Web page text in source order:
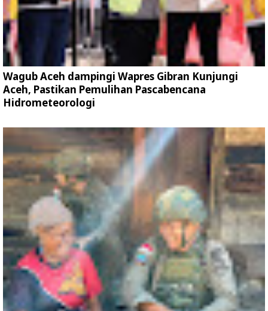
Wagub Aceh dampingi Wapres Gibran Kunjungi
Aceh, Pastikan Pemulihan Pascabencana
Hidrometeorologi